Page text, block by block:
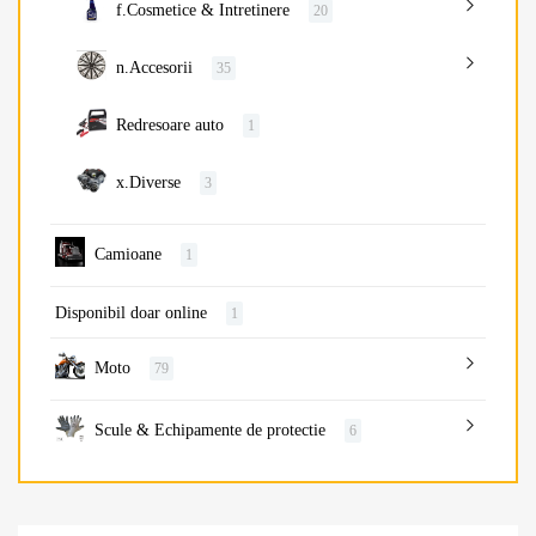
f.Cosmetice & Intretinere 20
n.Accesorii 35
Redresoare auto 1
x.Diverse 3
Camioane 1
Disponibil doar online 1
Moto 79
Scule & Echipamente de protectie 6